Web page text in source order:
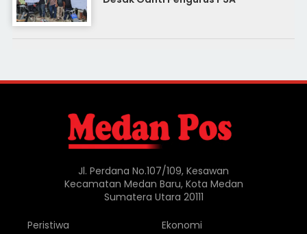
Jl. Perdana No.107/109, Kesawan
Kecamatan Medan Baru, Kota Medan
Sumatera Utara 20111
Peristiwa
Ekonomi